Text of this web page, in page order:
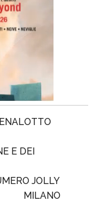
E DEI
JOLLY
MILANO